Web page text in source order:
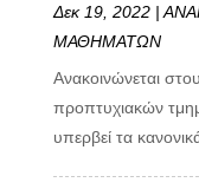
Δεκ 19, 2022|
ΜΑΘΗΜΑΤΩΝ
Ανακοινώνεται
προπτυχιακών
υπερβεί τα